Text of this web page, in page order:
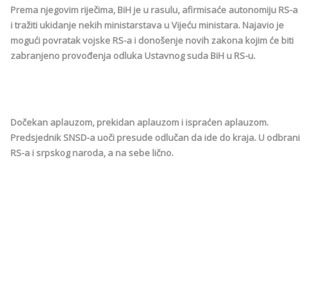
Prema njegovim riječima, BiH je u rasulu, afirmisaće autonomiju RS-a
i tražiti ukidanje nekih ministarstava u Vijeću ministara. Najavio je
mogući povratak vojske RS-a i donošenje novih zakona kojim će biti
zabranjeno provođenja odluka Ustavnog suda BiH u RS-u.
Dočekan aplauzom, prekidan aplauzom i ispraćen aplauzom.
Predsjednik SNSD-a uoči presude odlučan da ide do kraja. U odbrani
RS-a i srpskog naroda, a na sebe lično.